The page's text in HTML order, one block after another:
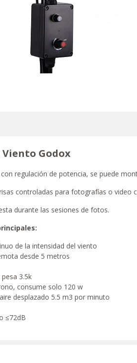
Godox
regulación de potencia, se puede
controladas para fotografías o video
durante las sesiones de fotos.
de la intensidad del viento
desde 5 metros
3.5k
consume solo 120 w
desplazado 5.5 m3 por minuto
≤72dB